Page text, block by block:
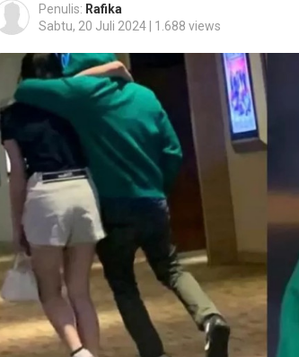
Penulis: Rafika
Sabtu, 20 Juli 2024 | 1.688 views